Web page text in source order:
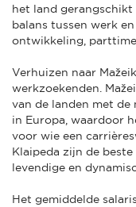
het land gerangschikt
balans tussen werk
ontwikkeling,
Verhuizen naar
werkzoekenden.
van de landen met de
in Europa, waardoor
voor wie een
Klaipeda zijn de
levendige en
Het gemiddelde